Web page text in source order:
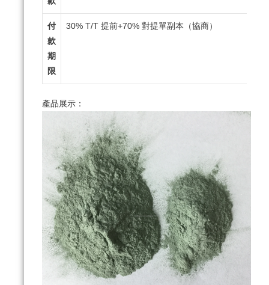
付
款
期
限
30% T/T 提前+70% 對提單副本（協商）
產品展示：